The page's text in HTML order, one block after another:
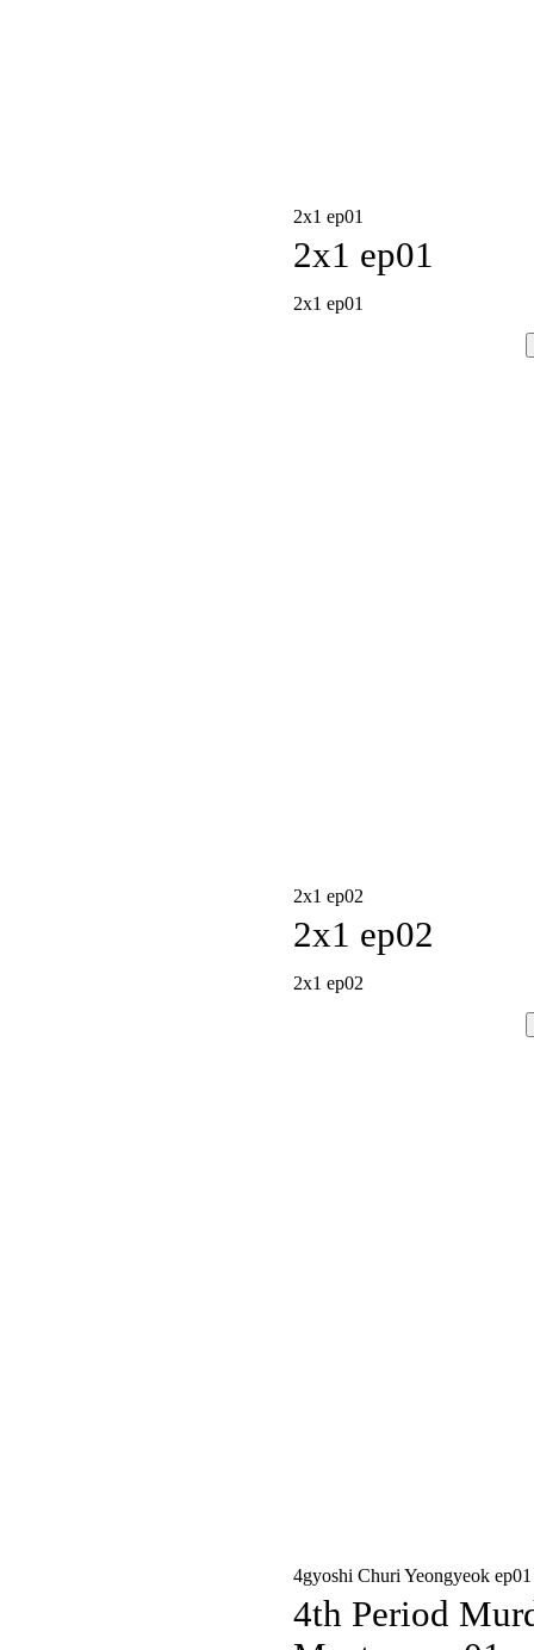
2x1 ep01
2x1 ep01
2x1 ep01
2x1 ep02
2x1 ep02
2x1 ep02
4gyoshi Churi Yeongyeok ep01
4th Period